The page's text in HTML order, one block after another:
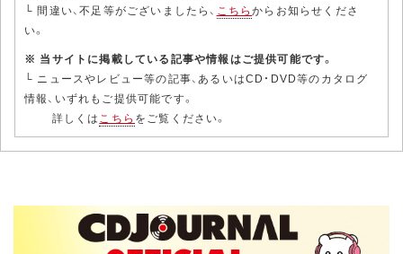
└ 間違い、不足等がございましたら、 こちらからお知らせくださ
い。
※ 当サイトに掲載している記事や情報はご提供可能です。
└ ニュースやレビュー等の記事、あるいはCD・DVD等のカタログ
情報、いずれもご提供可能です。
詳しくはこちら をご覧ください。